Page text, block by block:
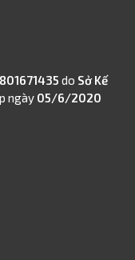
do Sở Kế
ngày 05/6/2020